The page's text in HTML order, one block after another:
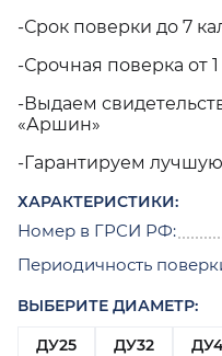
-Срок поверки до 7
-Срочная поверка от
-Выдаем
«Аршин»
-Гарантируем
ХАРАКТЕРИСТИКИ:
Номер в ГРСИ РФ:
Периодичность
ВЫБЕРИТЕ ДИАМЕТР:
ДУ25
ДУ32